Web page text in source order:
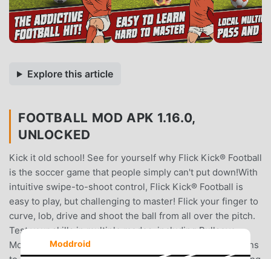
Explore this article
FOOTBALL MOD APK 1.16.0,
UNLOCKED
Kick it old school! See for yourself why Flick Kick® Football
is the soccer game that people simply can't put down!With
intuitive swipe-to-shoot control, Flick Kick® Football is
easy to play, but challenging to master! Flick your finger to
curve, lob, drive and shoot the ball from all over the pitch.
Test your skills in multiple modes, including Bullseye
Mode and Time Attack! Update your team kit, ball, and fans
Moddroid